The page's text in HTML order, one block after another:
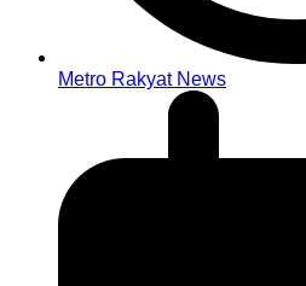
Metro Rakyat News